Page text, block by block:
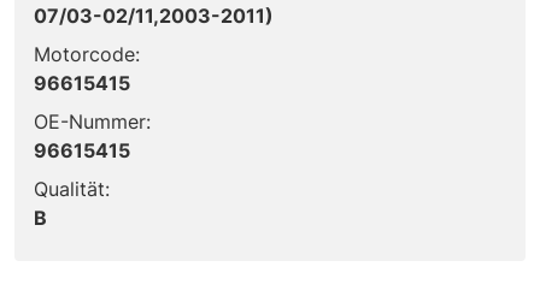
07/03-02/11,2003-2011)
Motorcode:
96615415
OE-Nummer:
96615415
Qualität:
B